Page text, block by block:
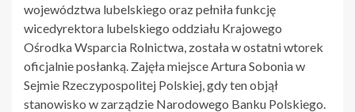
województwa lubelskiego oraz pełniła funkcję
wicedyrektora lubelskiego oddziału Krajowego
Ośrodka Wsparcia Rolnictwa, została w ostatni wtorek
oficjalnie posłanką. Zajęła miejsce Artura Sobonia w
Sejmie Rzeczypospolitej Polskiej, gdy ten objął
stanowisko w zarządzie Narodowego Banku Polskiego.